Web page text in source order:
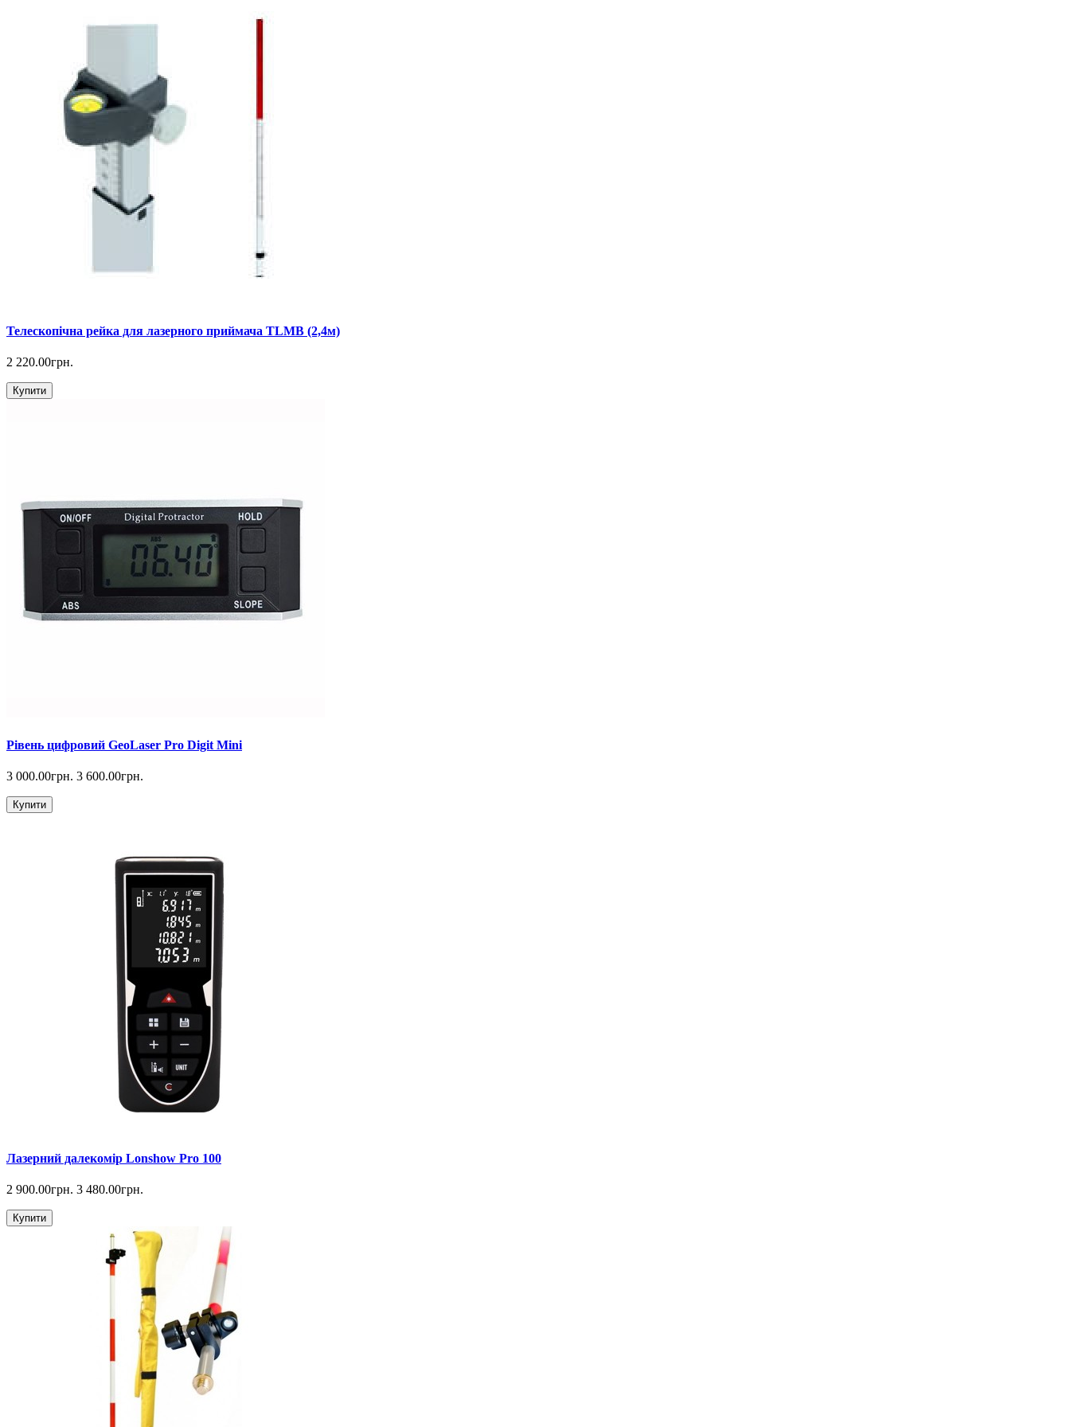
Телескопічна рейка для лазерного приймача TLMB (2,4м)
2 220.00грн.
Купити
Рівень цифровий GeoLaser Pro Digit Mini
3 000.00грн. 3 600.00грн.
Купити
Лазерний далекомір Lonshow Pro 100
2 900.00грн. 3 480.00грн.
Купити